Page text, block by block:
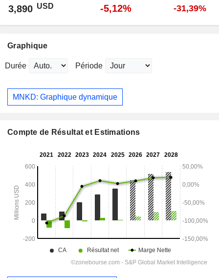
3,890 USD -5,12% -31,39%
Graphique
Durée Période
MNKD: Graphique dynamique
Compte de Résultat et Estimations